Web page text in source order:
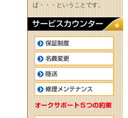
ば・・・ということです。